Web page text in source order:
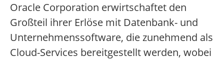
Oracle Corporation erwirtschaftet den
Großteil ihrer Erlöse mit Datenbank- und
Unternehmenssoftware, die zunehmend als
Cloud-Services bereitgestellt werden, wobei